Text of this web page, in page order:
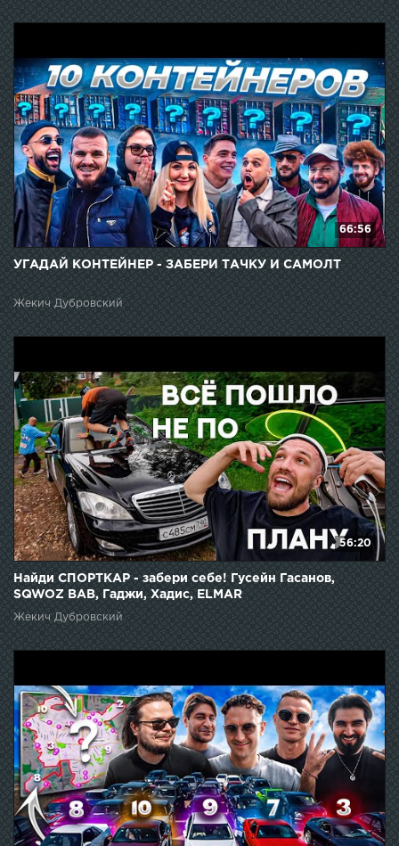
66:56
УГАДАЙ КОНТЕЙНЕР - ЗАБЕРИ ТАЧКУ И САМОЛТ
Жекич Дубровский
56:20
Найди СПОРТКАР - забери себе! Гусейн Гасанов,
SQWOZ BAB, Гаджи, Хадис, ELMAR
Жекич Дубровский